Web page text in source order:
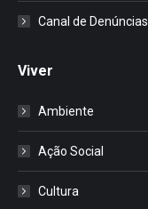
Canal de Denúncias
Viver
Ambiente
Ação Social
Cultura